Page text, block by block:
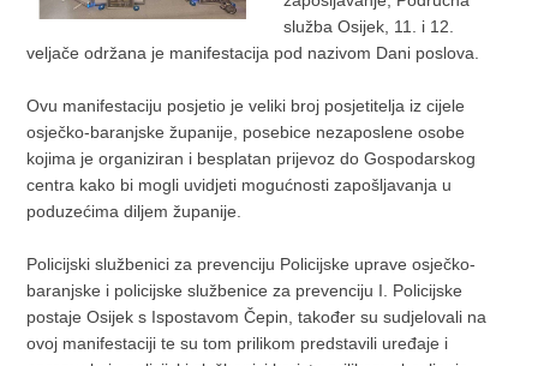
služba Osijek, 11. i 12.
veljače održana je manifestacija pod nazivom Dani poslova.
Ovu manifestaciju posjetio je veliki broj posjetitelja iz cijele
osječko-baranjske županije, posebice nezaposlene osobe
kojima je organiziran i besplatan prijevoz do Gospodarskog
centra kako bi mogli uvidjeti mogućnosti zapošljavanja u
poduzećima diljem županije.
Policijski službenici za prevenciju Policijske uprave osječko-
baranjske i policijske službenice za prevenciju I. Policijske
postaje Osijek s Ispostavom Čepin, također su sudjelovali na
ovoj manifestaciji te su tom prilikom predstavili uređaje i